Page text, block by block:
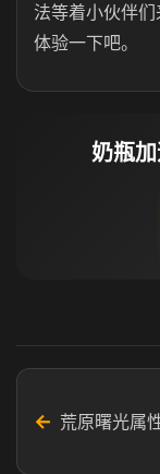
法等着小伙伴
体验一下吧。
奶瓶
← 荒原曙光属